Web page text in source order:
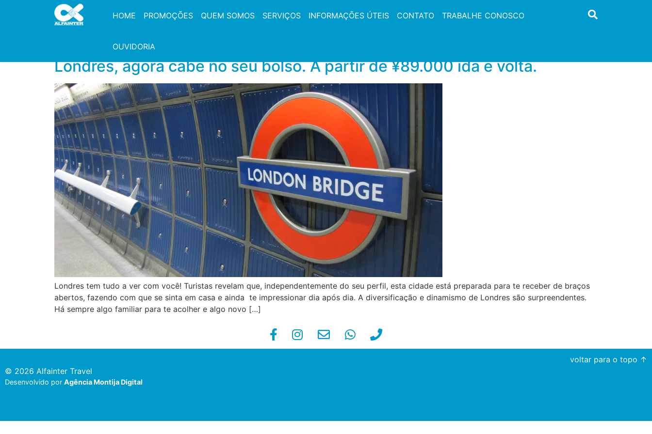
HOME PROMOÇÕES QUEM SOMOS SERVIÇOS INFORMAÇÕES ÚTEIS CONTATO TRABALHE CONOSCO
OUVIDORIA
Londres, agora cabe no seu bolso. A partir de ¥89.000 ida e volta.
Londres tem tudo a ver com você! Turistas revelam que, independentemente do seu perfil, esta cidade está preparada para te receber de braços
abertos, fazendo com que se sinta em casa e ainda te impressionar dia após dia. A diversificação e dinamismo de Londres são surpreendentes.
Há sempre algo familiar para te acolher e algo novo […]
voltar para o topo ↑
© 2026 Alfainter Travel
Desenvolvido por Agência Montija Digital